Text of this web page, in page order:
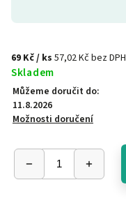
69 Kč/ ks 57,02 Kč bez DPH
Skladem
Můžeme doručit do:
11.8.2026
Možnosti doručení